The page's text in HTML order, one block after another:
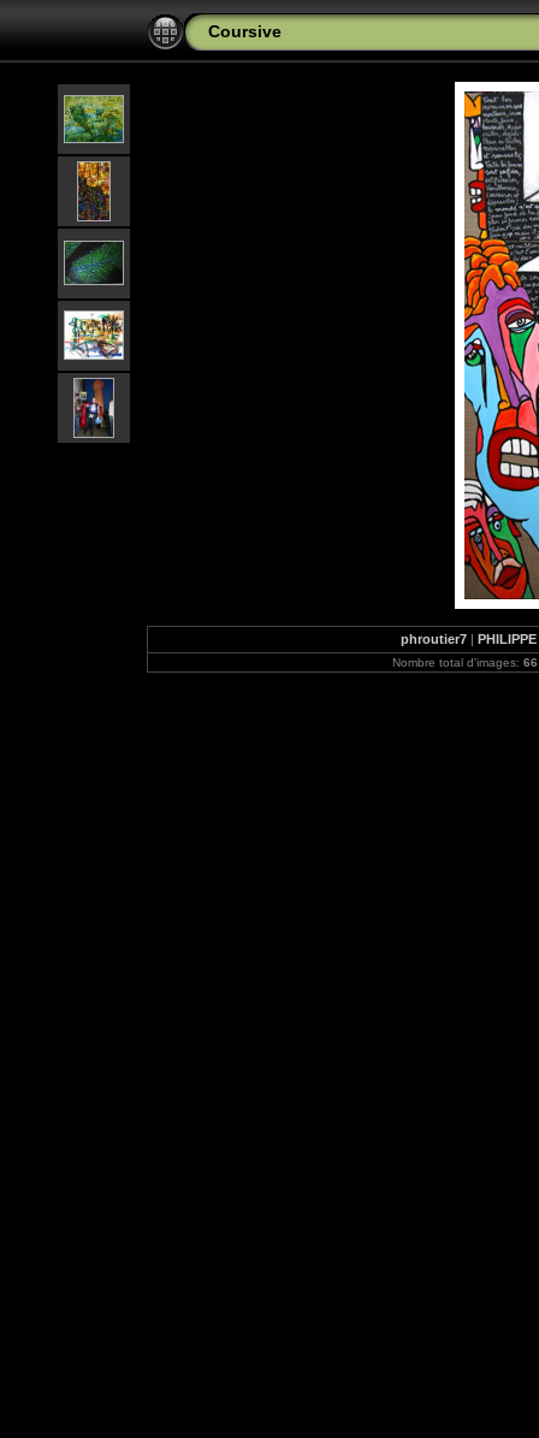
Coursive
phroutier7|
Nombre total d'images: 66